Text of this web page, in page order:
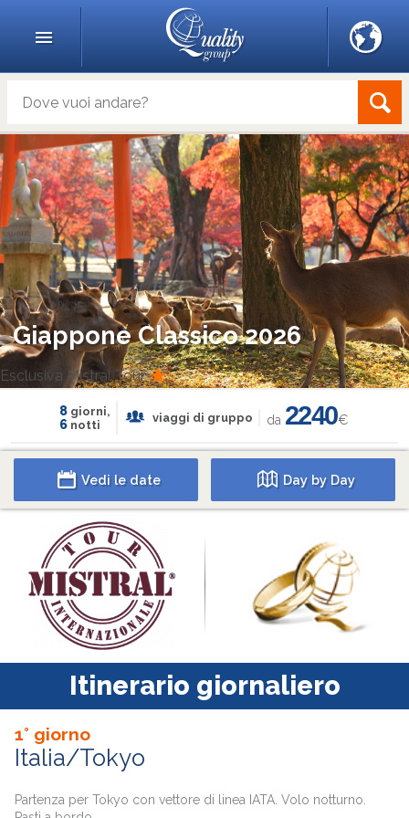
Giappone Classico 2026
Esclusiva Mistral Tour
8 giorni,
6 notti
viaggi di gruppo da 2240€
Vedi le date Day by Day
Itinerario giornaliero
1° giorno
Italia/Tokyo
Partenza per Tokyo con vettore di linea IATA. Volo notturno.